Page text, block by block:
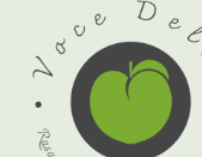
content